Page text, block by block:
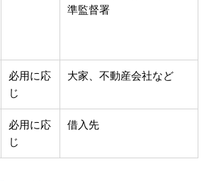
準監督署
必用に応
じ
大家、不動産会社など
必用に応
じ
借入先